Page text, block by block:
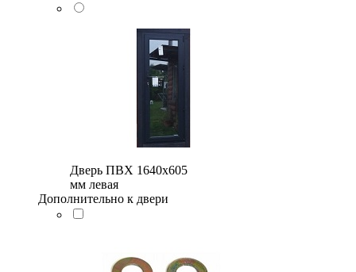
Дверь ПВХ 1640x605
мм левая
Дополнительно к двери